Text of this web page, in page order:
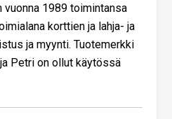
1989 toimintansa
korttien ja lahja- ja
ja myynti. Tuotemerkki
Petri on ollut käytössä